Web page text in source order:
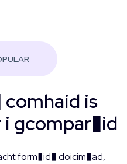
is
gcompar�id
form�id� doicim�ad,